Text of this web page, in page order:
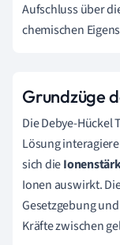
Aufschluss über
chemischen
Grundzüge
Die Debye-
Lösung
sich die
Ionen auswirkt.
Gesetzgebung
Kräfte zwischen